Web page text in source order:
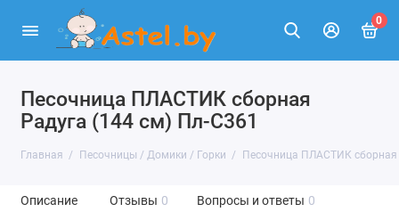
0
Песочница ПЛАСТИК сборная
Радуга (144 см) Пл-С361
Главная Песочницы / Домики / Горки Песочница ПЛАСТИК
Описание Отзывы 0 Вопросы и ответы 0